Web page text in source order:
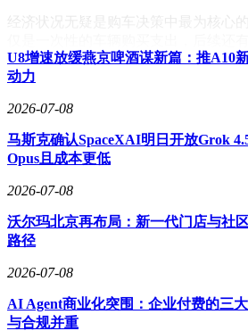
经济状况无疑是购车决策中最为核心
一辆售价20万元的普通家用轿车为例
5000 - 8000元之间；保养费用则因行
和车辆的油耗情况，每月可能在1000 -
决定换车之前，务必对自己的收入、
评估，确保有足够的资金来承担这些
有着各自的特点和适用场景。如果日
那么小型车或紧凑型车或许是更合适
能为车主节省不少开支。相反，如果
庭成员较多，中型车或SUV则更能满
的内部空间，能够提供舒适的乘坐体
U8增速放缓燕京啤酒谋新篇：推A10
动力
2026-07-08
马斯克确认SpaceXAI明日开放Grok
Opus且成本更低
2026-07-08
沃尔玛北京再布局：新一代门店与社
路径
2026-07-08
AI Agent商业化突围：企业付费的三
与合规并重